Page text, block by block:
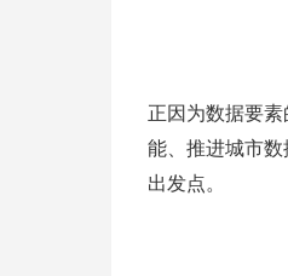
正因为数据要
能、推进城市
出发点。